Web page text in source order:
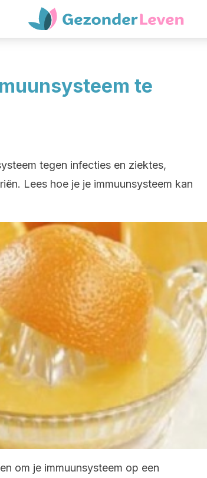
te
tegen infecties en ziektes,
Lees hoe je je immuunsysteem kan
om je immuunsysteem op een